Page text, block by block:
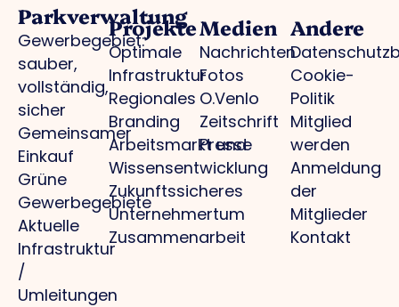
Parkverwaltung
Gewerbegebiet:
sauber,
vollständig,
sicher
Gemeinsamer
Einkauf
Grüne
Gewerbegebiete
Aktuelle
Infrastruktur
/
Umleitungen
Projekte
Optimale
Infrastruktur
Regionales
Branding
Arbeitsmarkt und
Wissensentwicklung
Zukunftssicheres
Unternehmertum
Zusammenarbeit
Medien
Nachrichten
Fotos
O.Venlo
Zeitschrift
Presse
Andere
Cookie-
Politik
Mitglied
werden
Anmeldung
der
Mitglieder
Kontakt